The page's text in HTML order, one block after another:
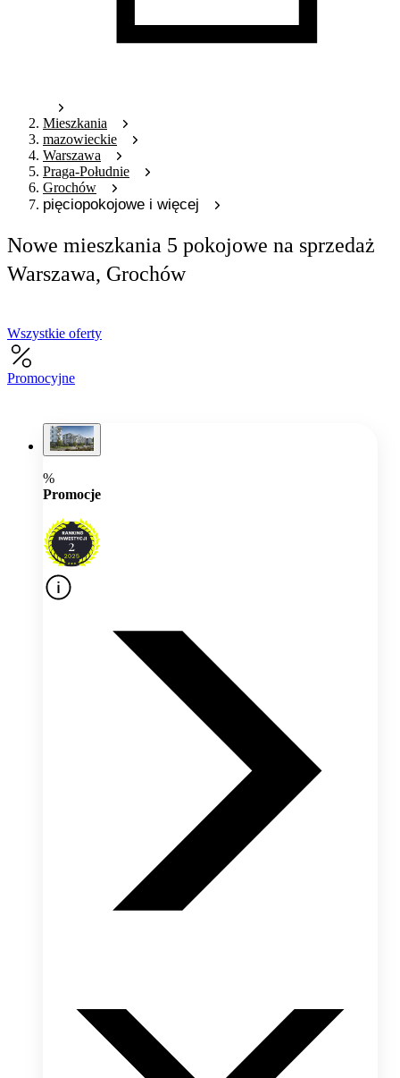
Mieszkania
mazowieckie
Warszawa
Praga-Południe
Grochów
pięciopokojowe i więcej
Nowe mieszkania 5 pokojowe na sprzedaż
Warszawa, Grochów
Wszystkie oferty
Promocyjne
%
Promocje